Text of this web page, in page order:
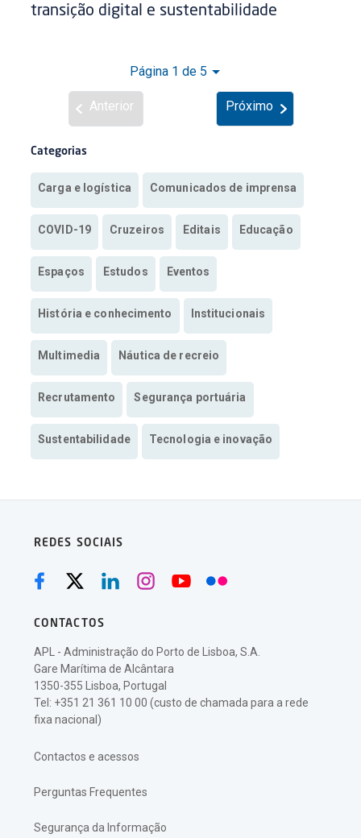
transição digital e sustentabilidade
Página 1 de 5
Anterior Próximo
Categorias
Carga e logística Comunicados de imprensa
COVID-19 Cruzeiros Editais Educação
Espaços Estudos Eventos
História e conhecimento Institucionais
Multimedia Náutica de recreio
Recrutamento Segurança portuária
Sustentabilidade Tecnologia e inovação
REDES SOCIAIS
CONTACTOS
APL - Administração do Porto de Lisboa, S.A.
Gare Marítima de Alcântara
1350-355 Lisboa, Portugal
Tel: +351 21 361 10 00 (custo de chamada para a rede
fixa nacional)
Contactos e acessos
Perguntas Frequentes
Segurança da Informação